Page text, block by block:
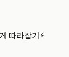
따라잡기⚡